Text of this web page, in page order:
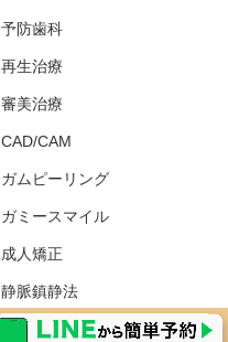
予防歯科
再生治療
審美治療
CAD/CAM
ガムピーリング
ガミースマイル
成人矯正
静脈鎮静法
ボツリヌス製剤治療